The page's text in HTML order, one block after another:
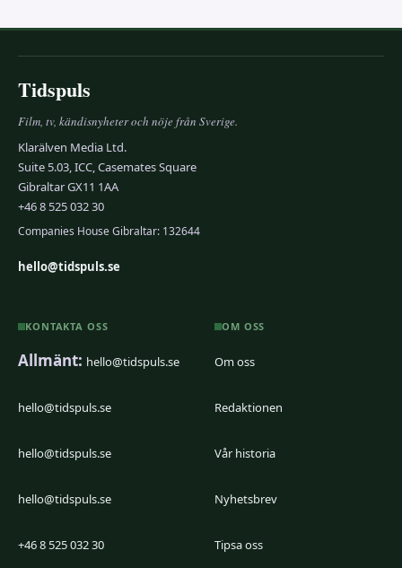
Tidspuls
Film, tv, kändisnyheter och nöje från Sverige.
Klarälven Media Ltd.
Suite 5.03, ICC, Casemates Square
Gibraltar GX11 1AA
+46 8 525 032 30
Companies House Gibraltar: 132644
hello@tidspuls.se
KONTAKTA OSS
Allmänt: hello@tidspuls.se
hello@tidspuls.se
hello@tidspuls.se
hello@tidspuls.se
+46 8 525 032 30
OM OSS
Om oss
Redaktionen
Vår historia
Nyhetsbrev
Tipsa oss